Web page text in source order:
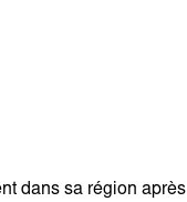
dans sa région après